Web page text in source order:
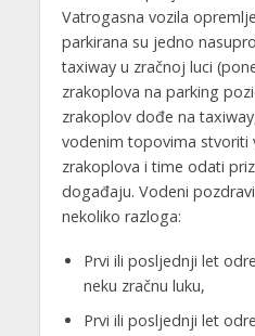
Vatrogasna vozila
parkirana su jedno
taxiway u zračnoj luci
zrakoplova na parking
zrakoplov dođe na
vodenim topovima stvoriti
zrakoplova i time odati
događaju. Vodeni
nekoliko razloga:
Prvi ili posljednji let
neku zračnu luku,
Prvi ili posljednji let